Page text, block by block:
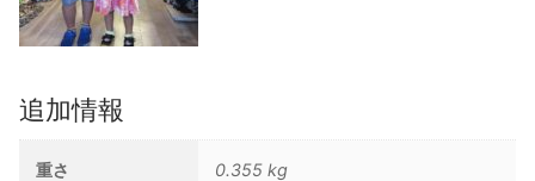
歳〜
9
（120cm〜
個
追加情報
重さ 0.355 kg